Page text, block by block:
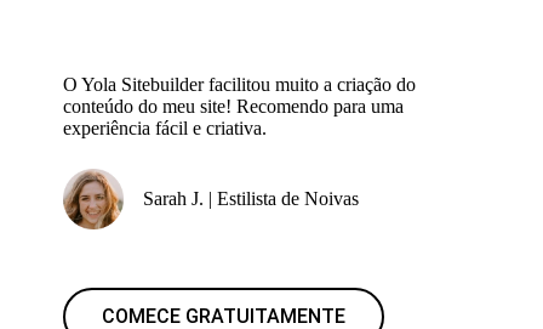
O Yola Sitebuilder facilitou muito a criação do
conteúdo do meu site! Recomendo para uma
experiência fácil e criativa.
Sarah J. | Estilista de Noivas
COMECE GRATUITAMENTE